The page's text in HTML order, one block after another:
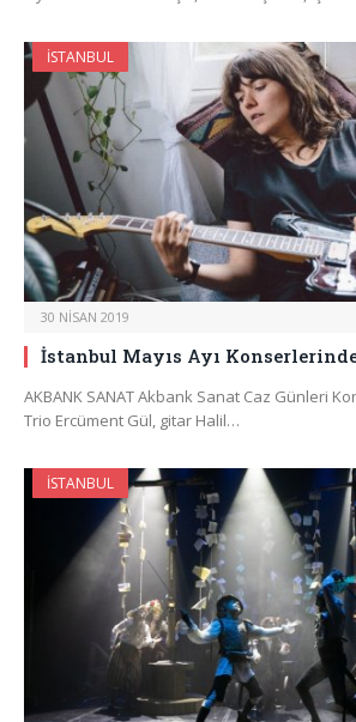
İSTANBUL
30 NISAN 2019
İstanbul Mayıs Ayı
AKBANK SANAT Akbank Sanat Caz Günleri
Trio Ercüment Gül, gitar Halil…
İSTANBUL